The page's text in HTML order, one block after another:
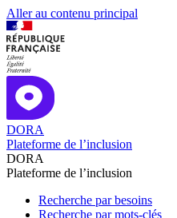
Aller au contenu principal
DORA
Plateforme de l’inclusion
DORA
Plateforme de l’inclusion
Recherche par besoins
Recherche par mots-clés